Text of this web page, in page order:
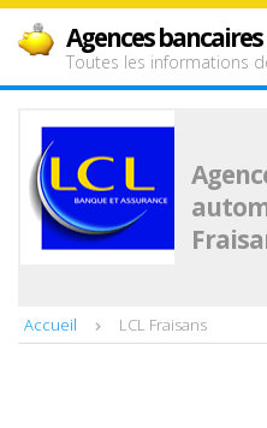
Agences bancaires
Toutes les informations
Accueil LCL Fraisans